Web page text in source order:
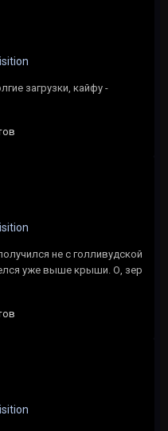
загрузки, кайфу -
не с голливудской
уже выше крыши. О, зер